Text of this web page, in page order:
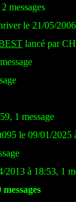
messages
le 21/05/
lancé par
1 message
le 09/01/2025
2013 à 18:53, 1